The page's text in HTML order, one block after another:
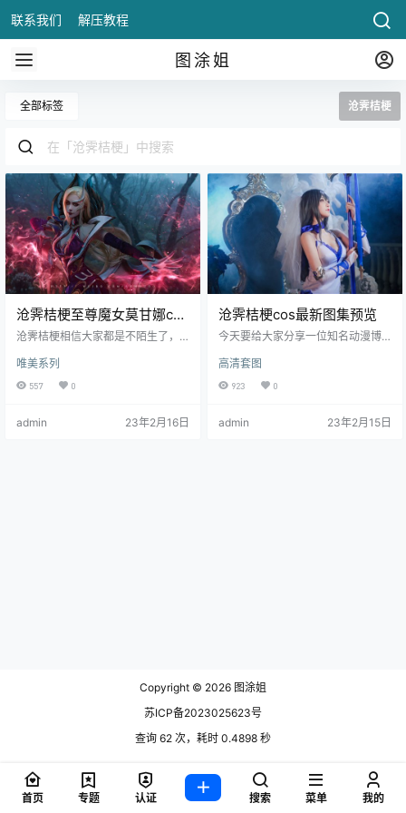
联系我们 解压教程
图涂姐
全部标签 沧霁桔梗
沧霁桔梗至尊魔女莫甘娜cos
图片欣赏
沧霁桔梗相信大家都是不陌生了，
身高拥有一双白滑嫩夺命大长腿，
足以深深地吸引住一大批腿迷粉丝
她的至尊魔.
唯美系列
557 0
admin 23年2月16日
沧霁桔梗cos最新图集预览
今天要给大家分享一位知名动漫博
上一位比较顶流的coser，在微博的
粉丝在50.
高清套图
923 0
admin 23年2月15日
Copyright © 2026 图涂姐
苏ICP备2023025623号
查询 62 次，耗时 0.4898 秒
首页 专题 认证 搜索 菜单 我的